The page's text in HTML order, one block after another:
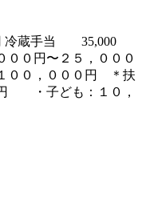
冷蔵手当 35,000
００円〜２５，０００
００，０００円 ＊扶
・子ども：１０，